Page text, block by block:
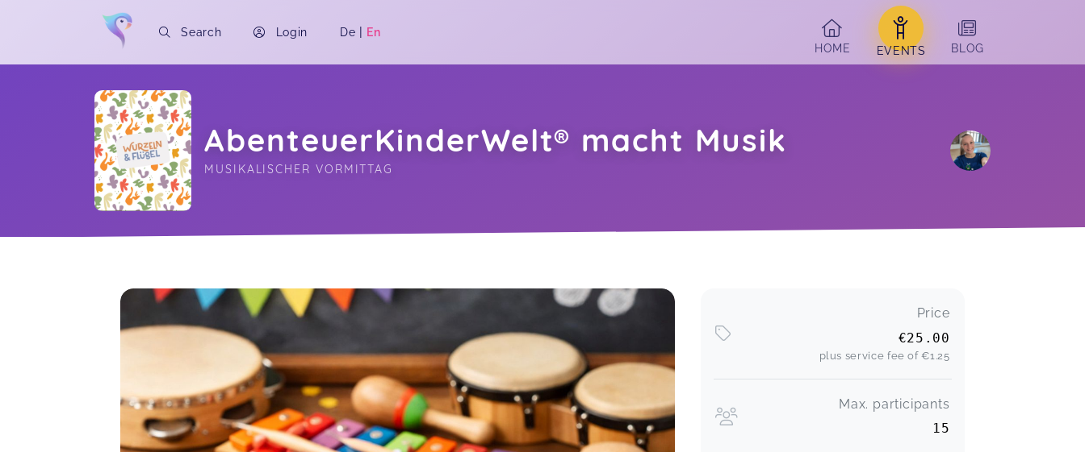
Search Login De | En
HOME
EVENTS BLOG
AbenteuerKinderWelt® macht Musik
MUSIKALISCHER VORMITTAG
Price
€25.00
plus service fee of€1.25
Max. participants
15